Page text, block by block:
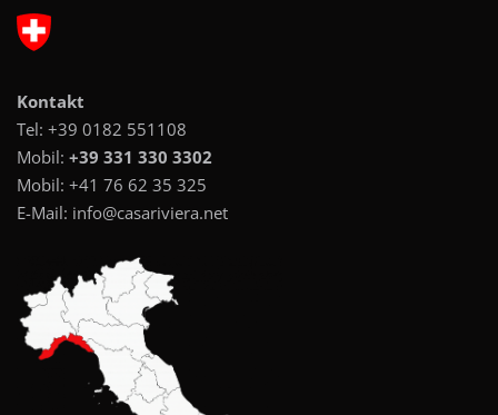
Kontakt
Tel: +39 0182 551108
Mobil: +39 331 330 3302
Mobil: +41 76 62 35 325
E-Mail: info@casariviera.net